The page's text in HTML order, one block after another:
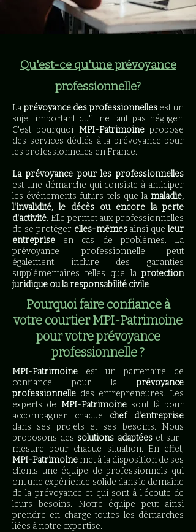
Qu'est-ce qu'une prévoyance
professionnelle?
La prévoyance des professionnellesest un
sujet important qu'il ne faut pas négliger.
C'est pourquoi MPI-Patrimoinepropose
des services dédiés à la prévoyance pour
les professionnelles en France.
La prévoyance pour les professionnelles
est une démarche qui consiste à anticiper
les événements futurs tels que la maladie,
l'invalidité, le décès ou encore la perte
d'activité. Elle permet aux professionnelles
de se protéger elles-mêmes ainsi queleur
entreprise en cas de problèmes. La
prévoyance professionnelle peut
également inclure des garanties
supplémentaires telles que laprotection
juridique ou la responsabilité civile.
Pourquoi faire confiance à
votre courtier MPI-Patrimoine
pour votre prévoyance
professionnelle ?
MPI-Patrimoine est un partenaire de
confiance pour la prévoyance
professionnelle des entrepreneures. Les
experts de MPI-Patrimoinesont là pour
accompagner chaque chef d'entreprise
dans ses projets et ses besoins. Nous
proposons des solutions adaptéeset sur-
mesure pour chaque situation. En effet,
MPI-Patrimoine met à la disposition de ses
clients une équipe de professionnels qui
ont une expérience solide dans le domaine
de la prévoyance et qui sont à l'écoute de
leurs besoins. Notre équipe peut ainsi
prendre en charge toutes les démarches
liées à notre expertise.